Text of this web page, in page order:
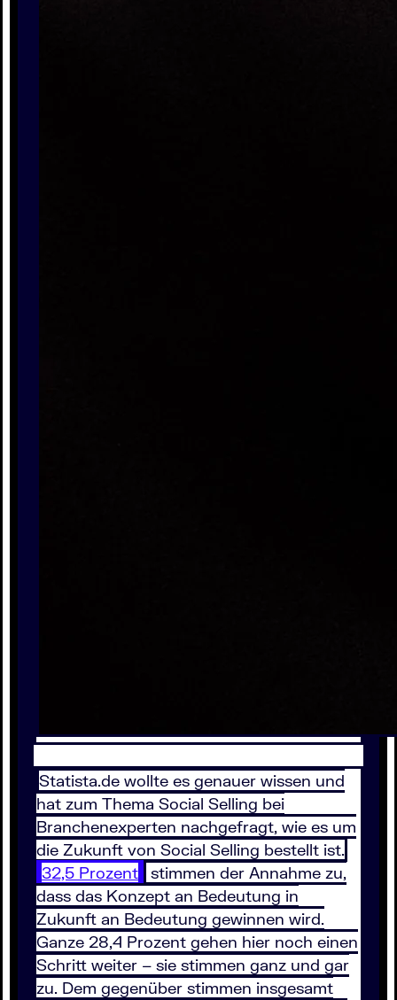
Statista.de wollte es genauer wissen und
hat zum Thema Social Selling bei
Branchenexperten nachgefragt, wie es um
die Zukunft von Social Selling bestellt ist.
32,5 Prozent
stimmen der Annahme zu,
dass das Konzept an Bedeutung in
Zukunft an Bedeutung gewinnen wird.
Ganze 28,4 Prozent gehen hier noch einen
Schritt weiter – sie stimmen ganz und gar
zu. Dem gegenüber stimmen insgesamt